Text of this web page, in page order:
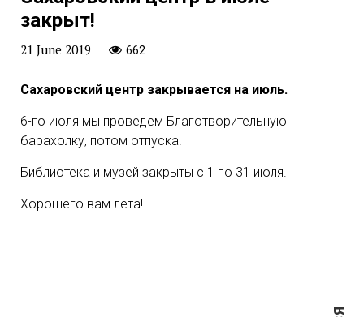
закрыт!
21 June 2019 662
Сахаровский центр закрывается на июль.
6-го июля мы проведем Благотворительную
барахолку, потом отпуска!
Библиотека и музей закрыты с 1 по 31 июля.
Хорошего вам лета!